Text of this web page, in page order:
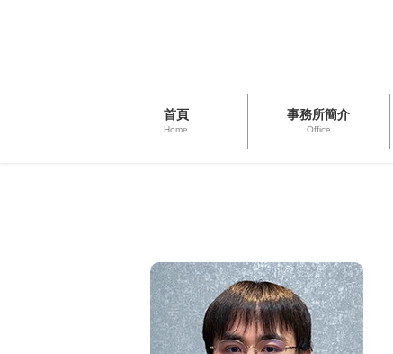
首頁
Home
事務所簡介
Office